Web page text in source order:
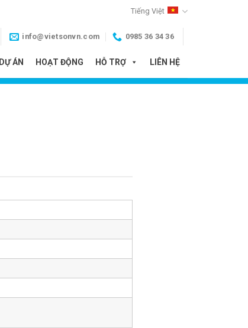
Tiếng Việt
info@vietsonvn.com 0985 36 34 36
DỰ ÁN HOẠT ĐỘNG HỖ TRỢ LIÊN HỆ